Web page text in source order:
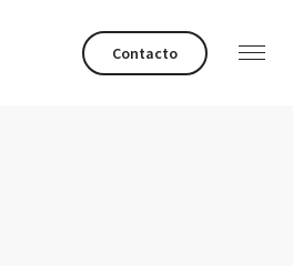
Contacto